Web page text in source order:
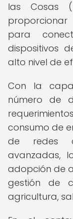
las Cosas
para
dispositivos
alto nivel de
Con la
número de
consumo de
de redes
avanzadas,
adopción de
gestión de
agricultura,